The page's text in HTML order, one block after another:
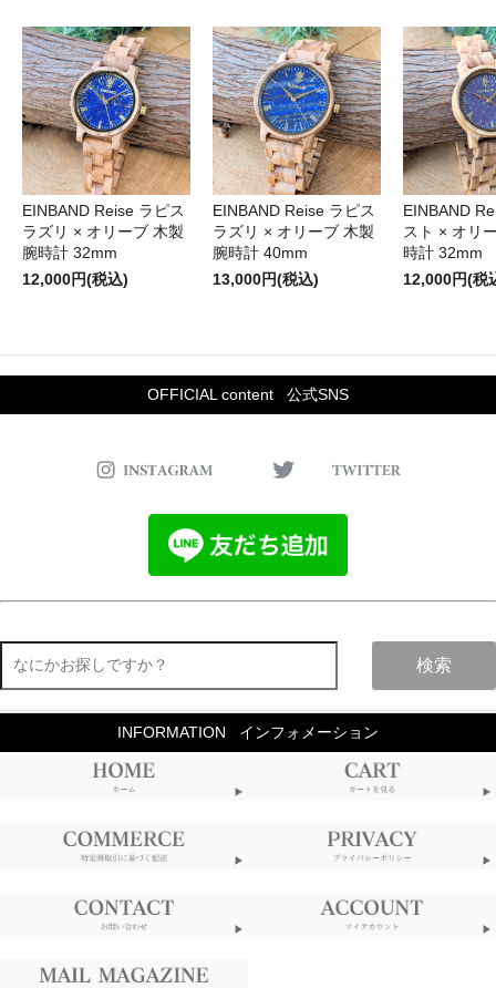
EINBAND Reise ラピス
ラズリ × オリーブ 木製
腕時計 32mm
12,000円(税込)
EINBAND Reise ラピス
ラズリ × オリーブ 木製
腕時計 40mm
13,000円(税込)
EINBAND
スト × オリ
時計 32mm
12,000円(税
OFFICIAL content 公式SNS
検索
INFORMATION インフォメーション